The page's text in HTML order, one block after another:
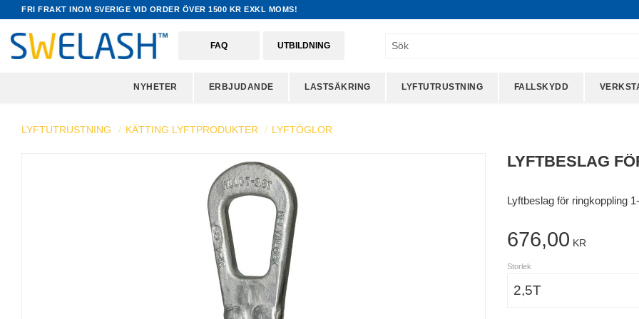
FRI FRAKT INOM SVERIGE VID ORDER ÖVER 1500 KR EXKL MOMS!
FAQ UTBILDNING
NYHETER ERBJUDANDE LASTSÄKRING LYFTUTRUSTNING FALLSKYDD
LYFTUTRUSTNING KÄTTING LYFTPRODUKTER LYFTÖGLOR
LYFTBESLAG
Lyftbeslag för ringkoppling
676,00 KR
Storlek